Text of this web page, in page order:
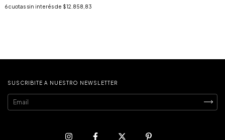
6cuotas sin interés de $12.858,83
SUSCRIBITE A NUESTRO NEWSLETTER